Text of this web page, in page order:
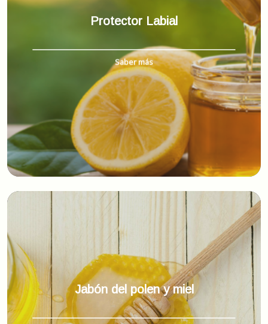
Protector Labial
Saber más
Jabón del polen y miel